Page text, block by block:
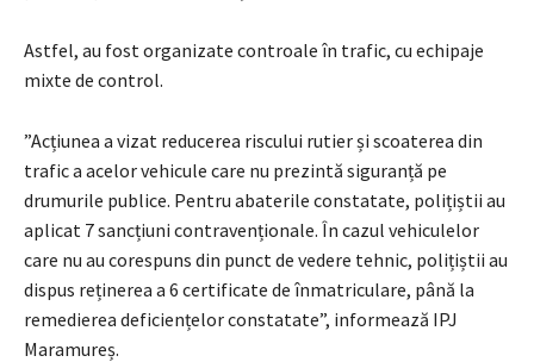
Astfel, au fost organizate controale în trafic, cu echipaje
mixte de control.
”Acțiunea a vizat reducerea riscului rutier și scoaterea din
trafic a acelor vehicule care nu prezintă siguranță pe
drumurile publice. Pentru abaterile constatate, polițiștii au
aplicat 7 sancțiuni contravenționale. În cazul vehiculelor
care nu au corespuns din punct de vedere tehnic, polițiștii au
dispus reținerea a 6 certificate de înmatriculare, până la
remedierea deficiențelor constatate”, informează IPJ
Maramureș.